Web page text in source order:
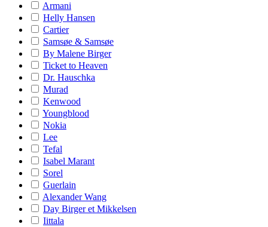
Armani
Helly Hansen
Cartier
Samsøe & Samsøe
By Malene Birger
Ticket to Heaven
Dr. Hauschka
Murad
Kenwood
Youngblood
Nokia
Lee
Tefal
Isabel Marant
Sorel
Guerlain
Alexander Wang
Day Birger et Mikkelsen
Iittala